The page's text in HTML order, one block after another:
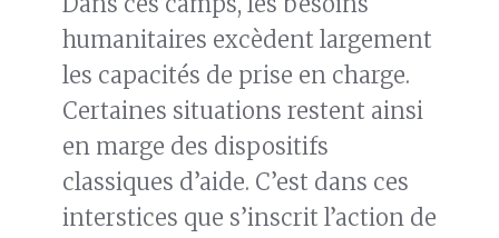
humanitaires excèdent largement
les capacités de prise en charge.
Certaines situations restent ainsi
en marge des dispositifs
classiques d’aide. C’est dans ces
interstices que s’inscrit l’action de